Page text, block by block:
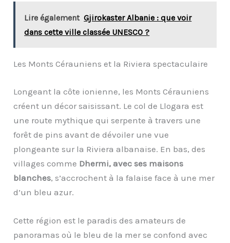
Lire également Gjirokaster Albanie : que voir
dans cette ville classée UNESCO ?
Les Monts Cérauniens et la Riviera spectaculaire
Longeant la côte ionienne, les Monts Cérauniens
créent un décor saisissant. Le col de Llogara est
une route mythique qui serpente à travers une
forêt de pins avant de dévoiler une vue
plongeante sur la Riviera albanaise. En bas, des
villages comme Dhermi, avec ses maisons
blanches, s’accrochent à la falaise face à une mer
d’un bleu azur.
Cette région est le paradis des amateurs de
panoramas où le bleu de la mer se confond avec